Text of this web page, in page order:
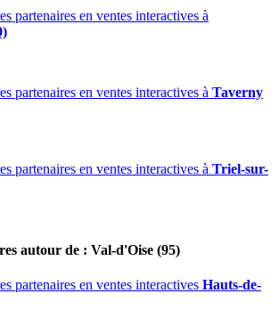
partenaires en ventes interactives à
partenaires en ventes interactives à Taverny
partenaires en ventes interactives à Triel-sur-
autour de : Val-d'Oise (95)
partenaires en ventes interactives Hauts-de-